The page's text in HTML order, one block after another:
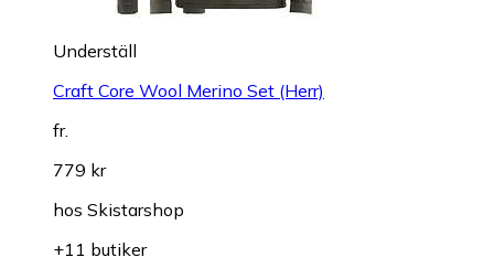
Underställ
Craft Core Wool Merino Set (Herr)
fr.
779 kr
hos Skistarshop
+11 butiker